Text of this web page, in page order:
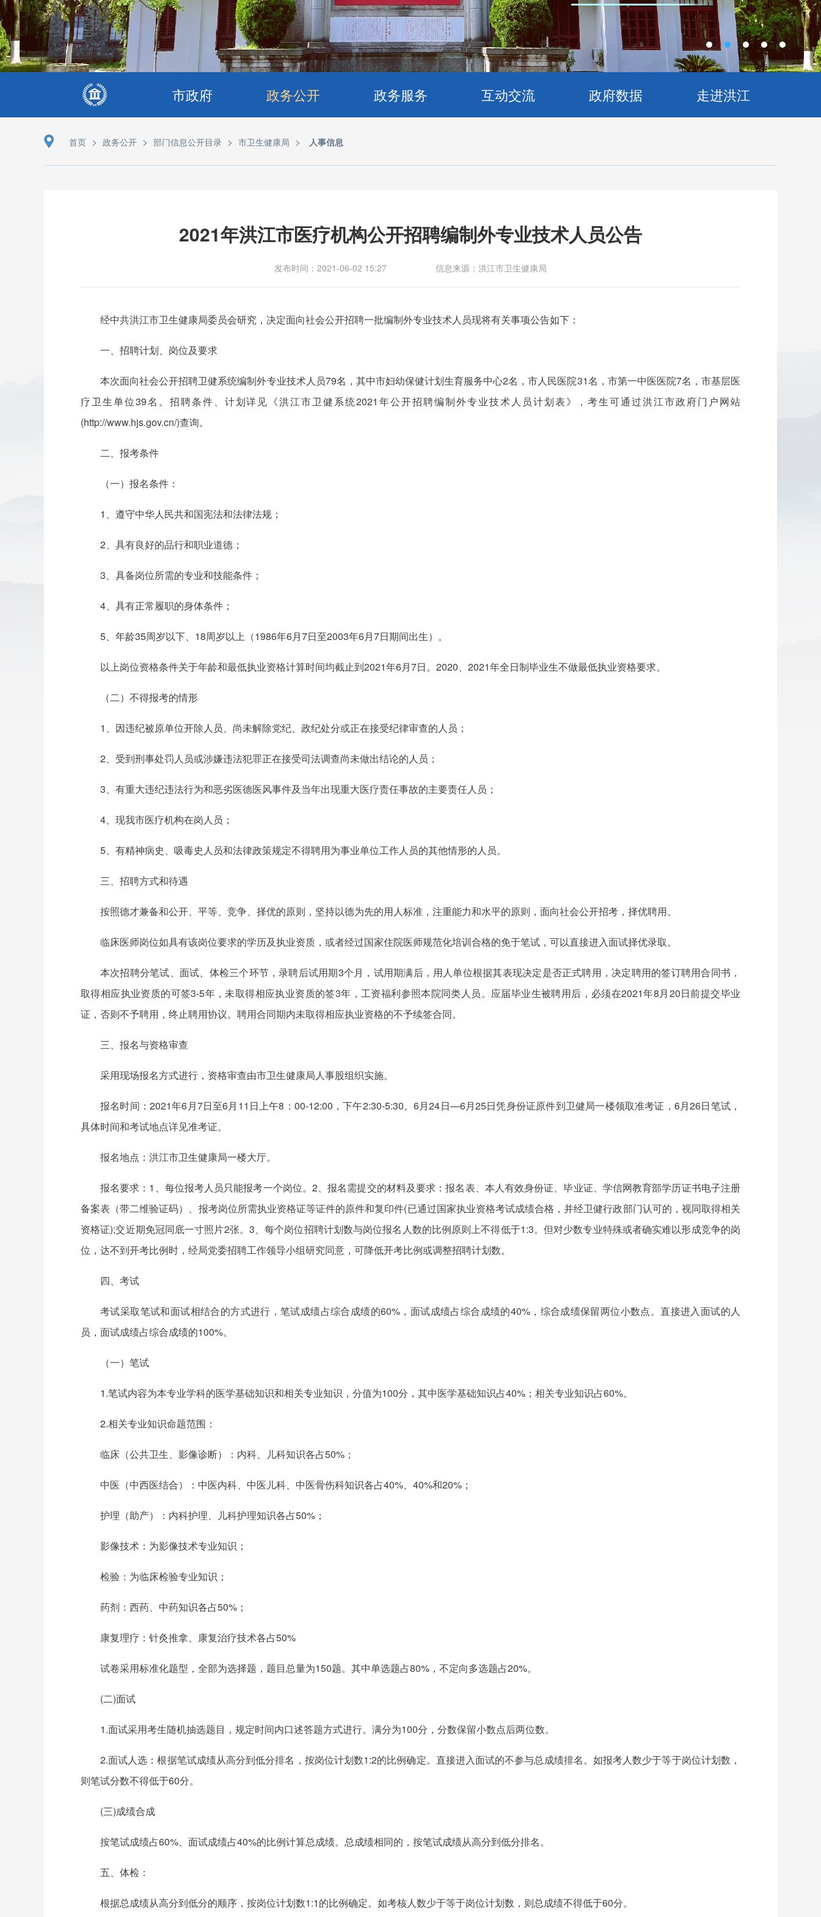
市政府 政务公开 政务服务 互动交流 政府数据 走进洪江
首页 > 政务公开 > 部门信息公开目录 > 市卫生健康局 > 人事信息
2021年洪江市医疗机构公开招聘编制外专业技术人员公告
发布时间：2021-06-02 15:27 信息来源：洪江市卫生健康局
经中共洪江市卫生健康局委员会研究，决定面向社会公开招聘一批编制外专业技术人员现将有关事项公告如下：
一、招聘计划、岗位及要求
本次面向社会公开招聘卫健系统编制外专业技术人员79名，其中市妇幼保健计划生育服务中心2名，市人民医院31名，市第一中医医院7名，市基层医
疗卫生单位39名。招聘条件、计划详见《洪江市卫健系统2021年公开招聘编制外专业技术人员计划表》，考生可通过洪江市政府门户网站
(http://www.hjs.gov.cn/)查询。
二、报考条件
（一）报名条件：
1、遵守中华人民共和国宪法和法律法规；
2、具有良好的品行和职业道德；
3、具备岗位所需的专业和技能条件；
4、具有正常履职的身体条件；
5、年龄35周岁以下、18周岁以上（1986年6月7日至2003年6月7日期间出生）。
以上岗位资格条件关于年龄和最低执业资格计算时间均截止到2021年6月7日。2020、2021年全日制毕业生不做最低执业资格要求。
（二）不得报考的情形
1、因违纪被原单位开除人员、尚未解除党纪、政纪处分或正在接受纪律审查的人员；
2、受到刑事处罚人员或涉嫌违法犯罪正在接受司法调查尚未做出结论的人员；
3、有重大违纪违法行为和恶劣医德医风事件及当年出现重大医疗责任事故的主要责任人员；
4、现我市医疗机构在岗人员；
5、有精神病史、吸毒史人员和法律政策规定不得聘用为事业单位工作人员的其他情形的人员。
三、招聘方式和待遇
按照德才兼备和公开、平等、竞争、择优的原则，坚持以德为先的用人标准，注重能力和水平的原则，面向社会公开招考，择优聘用。
临床医师岗位如具有该岗位要求的学历及执业资质，或者经过国家住院医师规范化培训合格的免于笔试，可以直接进入面试择优录取。
本次招聘分笔试、面试、体检三个环节，录聘后试用期3个月，试用期满后，用人单位根据其表现决定是否正式聘用，决定聘用的签订聘用合同书，
取得相应执业资质的可签3-5年，未取得相应执业资质的签3年，工资福利参照本院同类人员。应届毕业生被聘用后，必须在2021年8月20日前提交毕业
证，否则不予聘用，终止聘用协议。聘用合同期内未取得相应执业资格的不予续签合同。
三、报名与资格审查
采用现场报名方式进行，资格审查由市卫生健康局人事股组织实施。
报名时间：2021年6月7日至6月11日上午8：00-12:00，下午2:30-5:30。6月24日—6月25日凭身份证原件到卫健局一楼领取准考证，6月26日笔试，
具体时间和考试地点详见准考证。
报名地点：洪江市卫生健康局一楼大厅。
报名要求：1、每位报考人员只能报考一个岗位。2、报名需提交的材料及要求：报名表、本人有效身份证、毕业证、学信网教育部学历证书电子注册
备案表（带二维验证码）、报考岗位所需执业资格证等证件的原件和复印件(已通过国家执业资格考试成绩合格，并经卫健行政部门认可的，视同取得相关
资格证);交近期免冠同底一寸照片2张。3、每个岗位招聘计划数与岗位报名人数的比例原则上不得低于1:3。但对少数专业特殊或者确实难以形成竞争的岗
位，达不到开考比例时，经局党委招聘工作领导小组研究同意，可降低开考比例或调整招聘计划数。
四、考试
考试采取笔试和面试相结合的方式进行，笔试成绩占综合成绩的60%，面试成绩占综合成绩的40%，综合成绩保留两位小数点。直接进入面试的人
员，面试成绩占综合成绩的100%。
（一）笔试
1.笔试内容为本专业学科的医学基础知识和相关专业知识，分值为100分，其中医学基础知识占40%；相关专业知识占60%。
2.相关专业知识命题范围：
临床（公共卫生、影像诊断）：内科、儿科知识各占50%；
中医（中西医结合）：中医内科、中医儿科、中医骨伤科知识各占40%、40%和20%；
护理（助产）：内科护理、儿科护理知识各占50%；
影像技术：为影像技术专业知识；
检验：为临床检验专业知识；
药剂：西药、中药知识各占50%；
康复理疗：针灸推拿、康复治疗技术各占50%
试卷采用标准化题型，全部为选择题，题目总量为150题。其中单选题占80%，不定向多选题占20%。
(二)面试
1.面试采用考生随机抽选题目，规定时间内口述答题方式进行。满分为100分，分数保留小数点后两位数。
2.面试人选：根据笔试成绩从高分到低分排名，按岗位计划数1:2的比例确定。直接进入面试的不参与总成绩排名。如报考人数少于等于岗位计划数，
则笔试分数不得低于60分。
(三)成绩合成
按笔试成绩占60%、面试成绩占40%的比例计算总成绩。总成绩相同的，按笔试成绩从高分到低分排名。
五、体检：
根据总成绩从高分到低分的顺序，按岗位计划数1:1的比例确定。如考核人数少于等于岗位计划数，则总成绩不得低于60分。